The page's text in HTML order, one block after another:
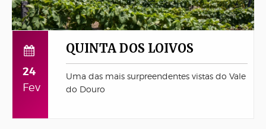
24
Fev
QUINTA DOS LOIVOS
Uma das mais surpreendentes vistas do Vale
do Douro